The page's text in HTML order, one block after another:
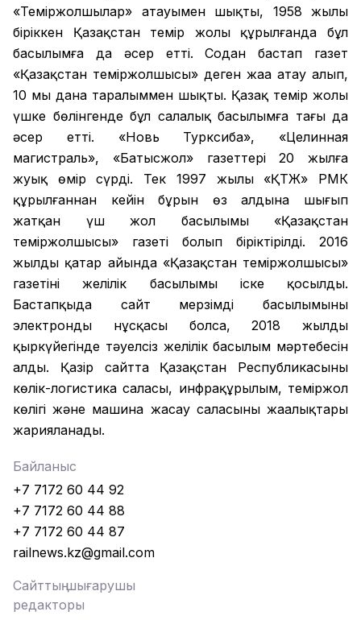
«Теміржолшылар» атауымен шықты, 1958 жылы
біріккен Қазақстан темір жолы құрылғанда бұл
басылымға да әсер етті. Содан бастап газет
«Қазақстан теміржолшысы» деген жаңа атау алып,
10 мың дана таралыммен шықты. Қазақ темір жолы
үшке бөлінгенде бұл салалық басылымға тағы да
әсер етті. «Новь Турксиба», «Целинная
магистраль», «Батысжол» газеттері 20 жылға
жуық өмір сүрді. Тек 1997 жылы «ҚТЖ» РМК
құрылғаннан кейін бұрын өз алдына шығып
жатқан үш жол басылымы «Қазақстан
теміржолшысы» газеті болып біріктірілді. 2016
жылдың қаңтар айында «Қазақстан теміржолшысы»
газетінің желілік басылымы іске қосылды.
Бастапқыда сайт мерзімді басылымының
электронды нұсқасы болса, 2018 жылдың
қыркүйегінде тәуелсіз желілік басылым мәртебесін
алды. Қазір сайтта Қазақстан Республикасының
көлік-логистика саласы, инфрақұрылым, теміржол
көлігі және машина жасау саласының жаңалықтары
жарияланады.
Байланыс
+7 7172 60 44 92
+7 7172 60 44 88
+7 7172 60 44 87
railnews.kz@gmail.com
Сайттың шығарушы
редакторы